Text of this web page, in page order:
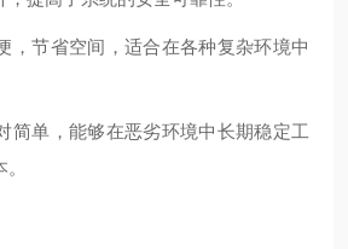
，节省空间，适合在各种复杂环境中
简单，能够在恶劣环境中长期稳定工